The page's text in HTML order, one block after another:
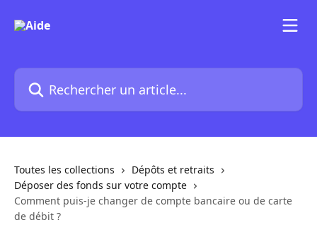
Rechercher un article...
Toutes les collections
Dépôts et retraits
Déposer des fonds sur votre compte
Comment puis-je changer de compte bancaire ou de carte
de débit ?